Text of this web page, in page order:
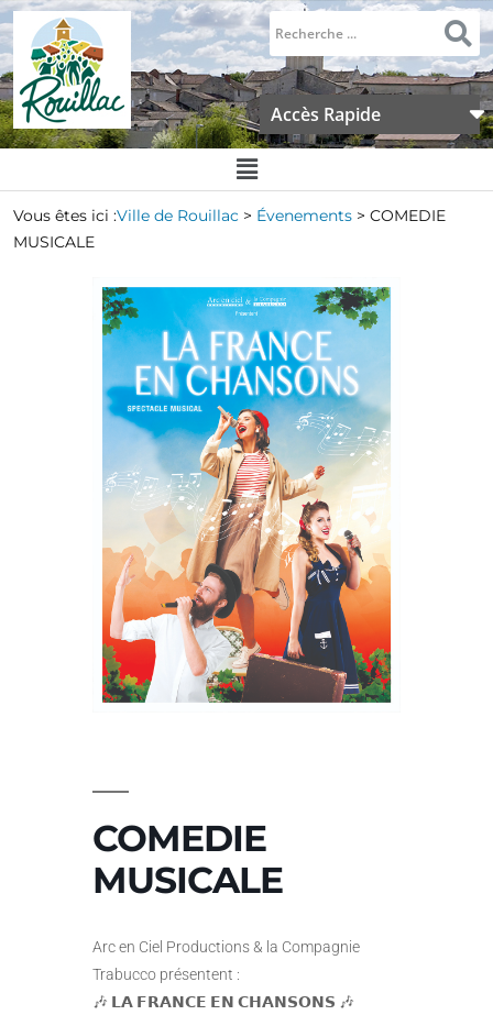
Accès Rapide
Vous êtes ici :Ville de Rouillac > Évenements > COMEDIE
MUSICALE
COMEDIE
MUSICALE
Arc en Ciel Productions & la Compagnie
Trabucco présentent :
🎶 𝗟𝗔 𝗙𝗥𝗔𝗡𝗖𝗘 𝗘𝗡 𝗖𝗛𝗔𝗡𝗦𝗢𝗡𝗦 🎶